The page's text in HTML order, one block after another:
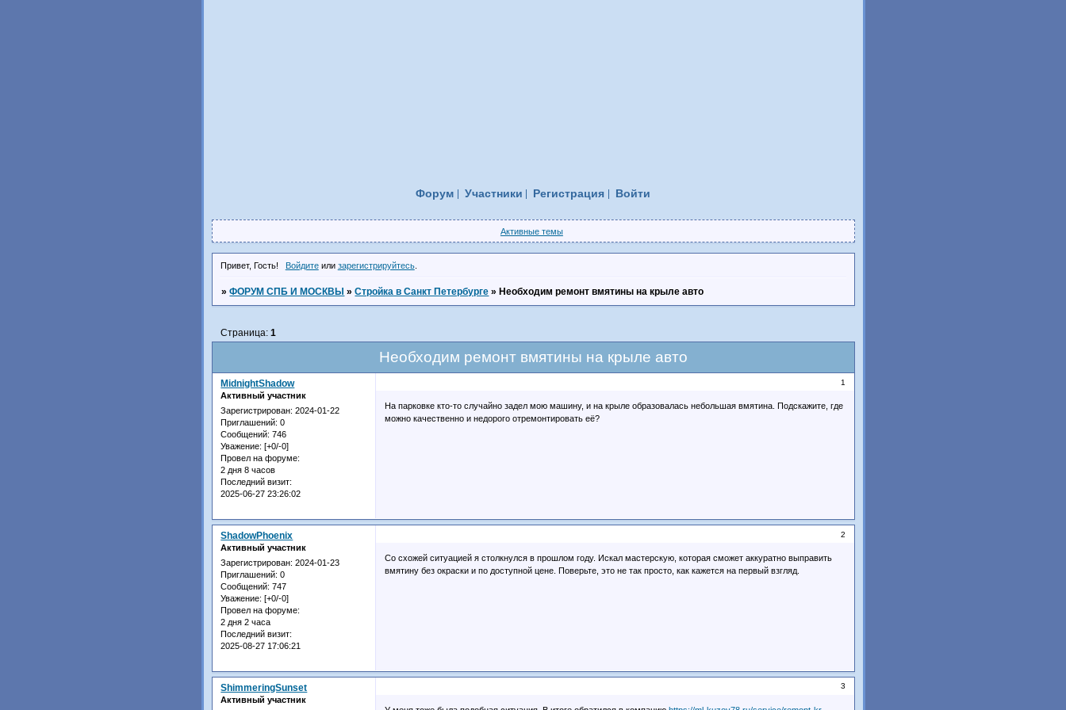
Форум Участники Регистрация Войти
Активные темы
Привет, Гость! Войдитеили зарегистрируйтесь.
»ФОРУМ СПБ И МОСКВЫ »Стройка в Санкт Петербурге » Необходим ремонт вмятины на крыле авто
Необходим ремонт вмятины на крыле авто
Страница:1
1
MidnightShadow
Активный участник
Зарегистрирован: 2024-01-22
Приглашений: 0
Сообщений: 746
Уважение: [+0/-0]
Провел на форуме:
2 дня 8 часов
Последний визит:
2025-06-27 23:26:02
На парковке кто-то случайно задел мою машину, и на крыле образовалась небольшая вмятина. Подскажите, где
можно качественно и недорого отремонтировать её?
2
ShadowPhoenix
Активный участник
Зарегистрирован: 2024-01-23
Приглашений: 0
Сообщений: 747
Уважение: [+0/-0]
Провел на форуме:
2 дня 2 часа
Последний визит:
2025-08-27 17:06:21
Со схожей ситуацией я столкнулся в прошлом году. Искал мастерскую, которая сможет аккуратно выправить
вмятину без окраски и по доступной цене. Поверьте, это не так просто, как кажется на первый взгляд.
3
ShimmeringSunset
Активный участник